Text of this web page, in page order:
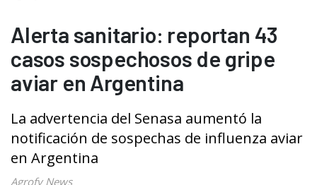
Alerta sanitario: reportan 43
casos sospechosos de gripe
aviar en Argentina
La advertencia del Senasa aumentó la
notificación de sospechas de influenza aviar
en Argentina
Agrofy News